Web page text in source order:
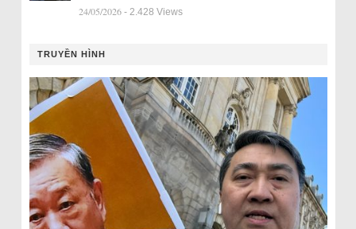
24/05/2026 - 2.428 Views
TRUYỀN HÌNH